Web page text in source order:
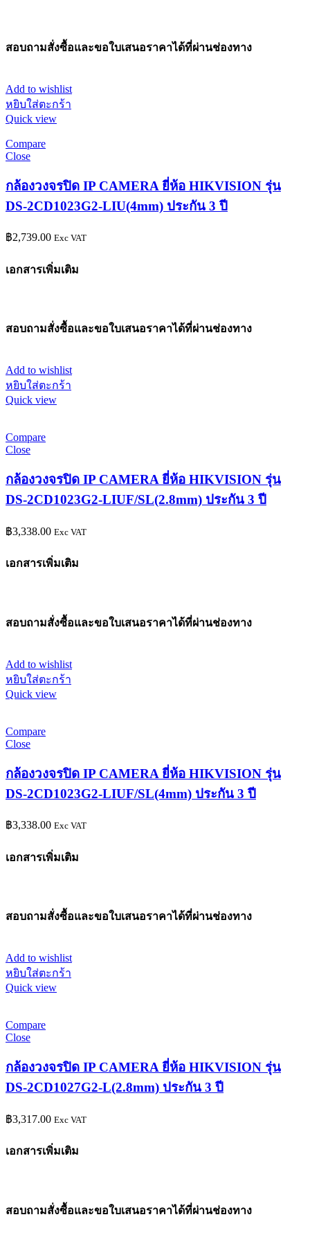
สอบถามสั่งซื้อและขอใบเสนอราคาได้ที่ผ่านช่องทาง
Add to wishlist
หยิบใส่ตะกร้า
Quick view
Compare
Close
กล้องวงจรปิด IP CAMERA ยี่ห้อ HIKVISION รุ่น
DS-2CD1023G2-LIU(4mm) ประกัน 3 ปี
฿2,739.00 Exc VAT
เอกสารเพิ่มเติม
สอบถามสั่งซื้อและขอใบเสนอราคาได้ที่ผ่านช่องทาง
Add to wishlist
หยิบใส่ตะกร้า
Quick view
Compare
Close
กล้องวงจรปิด IP CAMERA ยี่ห้อ HIKVISION รุ่น
DS-2CD1023G2-LIUF/SL(2.8mm) ประกัน 3 ปี
฿3,338.00 Exc VAT
เอกสารเพิ่มเติม
สอบถามสั่งซื้อและขอใบเสนอราคาได้ที่ผ่านช่องทาง
Add to wishlist
หยิบใส่ตะกร้า
Quick view
Compare
Close
กล้องวงจรปิด IP CAMERA ยี่ห้อ HIKVISION รุ่น
DS-2CD1023G2-LIUF/SL(4mm) ประกัน 3 ปี
฿3,338.00 Exc VAT
เอกสารเพิ่มเติม
สอบถามสั่งซื้อและขอใบเสนอราคาได้ที่ผ่านช่องทาง
Add to wishlist
หยิบใส่ตะกร้า
Quick view
Compare
Close
กล้องวงจรปิด IP CAMERA ยี่ห้อ HIKVISION รุ่น
DS-2CD1027G2-L(2.8mm) ประกัน 3 ปี
฿3,317.00 Exc VAT
เอกสารเพิ่มเติม
สอบถามสั่งซื้อและขอใบเสนอราคาได้ที่ผ่านช่องทาง